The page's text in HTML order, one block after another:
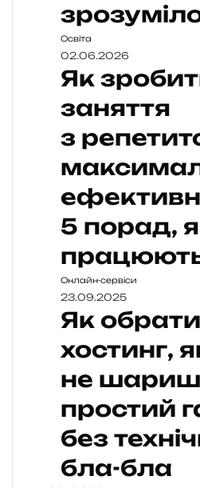
Освіта
02.06.2026
Як
заняття
з
5 порад,
Онлайн-сервіси
23.09.2025
Як обрати
хостинг,
не
простий
без
бла-бла